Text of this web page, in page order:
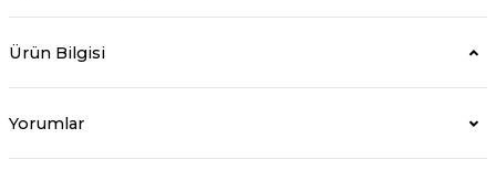
Ürün Bilgisi
Yorumlar